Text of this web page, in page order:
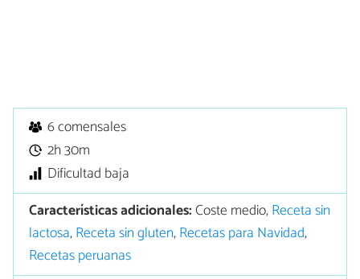
6 comensales
2h 30m
Dificultad baja
Características adicionales:Coste medio,Receta sin
lactosa,Receta sin gluten,Recetas para Navidad,
Recetas peruanas